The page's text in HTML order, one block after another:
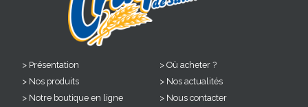
Présentation
Nos produits
Notre boutique en ligne
Où acheter ?
Nos actualités
Nous contacter